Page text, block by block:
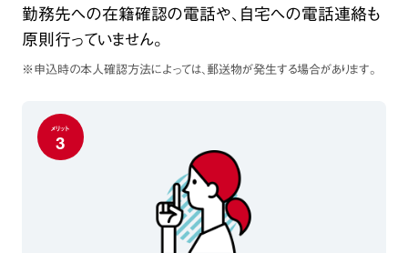
勤務先への在籍確認の電話や、自宅への電話連絡も
原則行っていません。
※申込時の本人確認方法によっては、郵送物が発生する場合があります。
メリット
3